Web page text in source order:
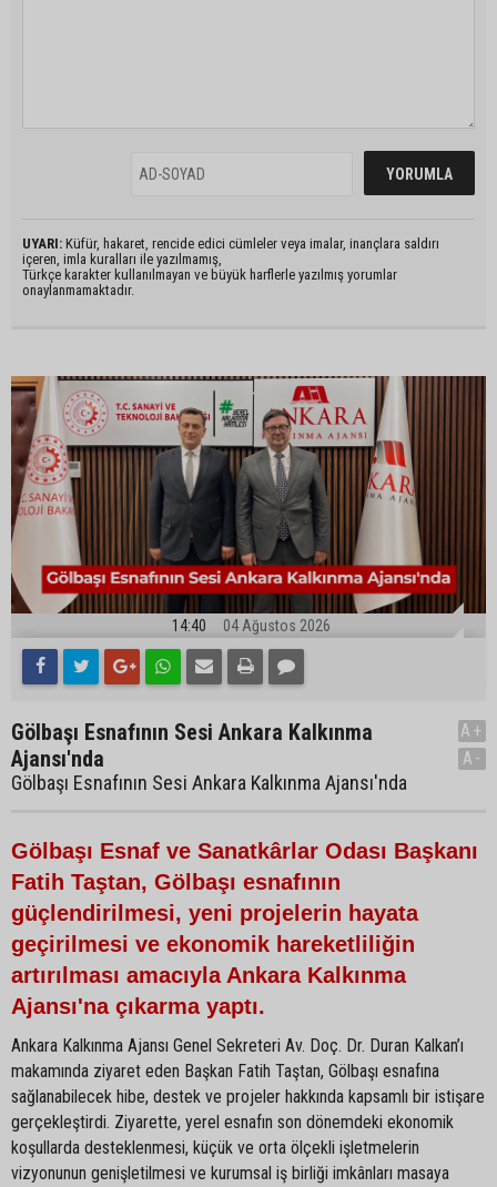
UYARI: Küfür, hakaret, rencide edici cümleler veya imalar, inançlara saldırı
içeren, imla kuralları ile yazılmamış,
Türkçe karakter kullanılmayan ve büyük harflerle yazılmış yorumlar
onaylanmamaktadır.
14:40 04 Ağustos 2026
Gölbaşı Esnafının Sesi Ankara Kalkınma
Ajansı'nda
Gölbaşı Esnafının Sesi Ankara Kalkınma Ajansı'nda
A+
A-
Gölbaşı Esnaf ve Sanatkârlar Odası Başkanı
Fatih Taştan, Gölbaşı esnafının
güçlendirilmesi, yeni projelerin hayata
geçirilmesi ve ekonomik hareketliliğin
artırılması amacıyla Ankara Kalkınma
Ajansı'na çıkarma yaptı.
Ankara Kalkınma Ajansı Genel Sekreteri Av. Doç. Dr. Duran Kalkan’ı
makamında ziyaret eden Başkan Fatih Taştan, Gölbaşı esnafına
sağlanabilecek hibe, destek ve projeler hakkında kapsamlı bir istişare
gerçekleştirdi. Ziyarette, yerel esnafın son dönemdeki ekonomik
koşullarda desteklenmesi, küçük ve orta ölçekli işletmelerin
vizyonunun genişletilmesi ve kurumsal iş birliği imkânları masaya